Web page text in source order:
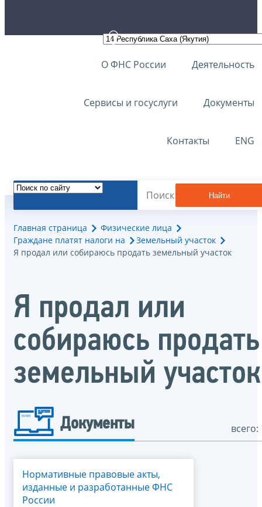
О ФНС России Деятельность
Сервисы и госуслуги Документы
Контакты ENG
Найти
Главная страница
Физические лица
Граждане платят налоги на
Земельный участок
Я продал или собираюсь продать земельный участок
Я продал или
собираюсь продать
земельный участок
Документы всего:
Нормативные правовые акты,
изданные и разработанные ФНС
России